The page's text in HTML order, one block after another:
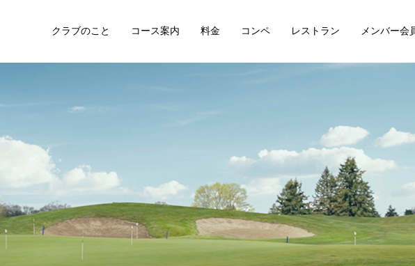
クラブのこと コース案内 料金 コンペ レストラン メンバー会